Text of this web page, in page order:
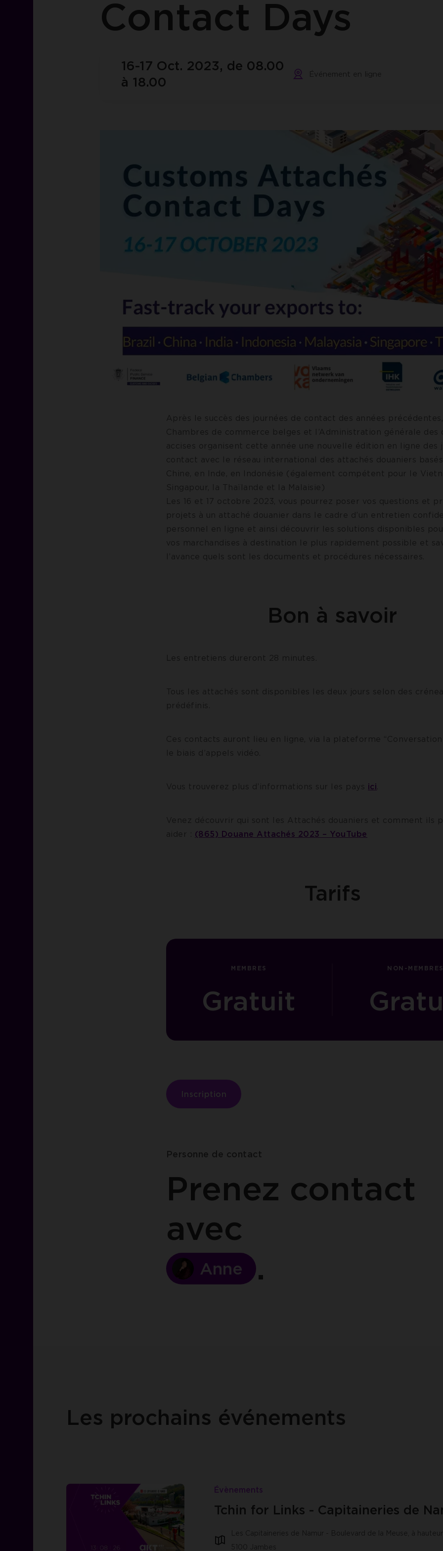
Contact Days
16-17 Oct. 2023, de 08.00
à 18.00
Événement en ligne
Après le succès des journées de contact des années
Chambres de commerce belges et l’Administration générale des
accises organisent cette année une nouvelle édition en ligne des
contact avec le réseau international des attachés douaniers
Chine, en Inde, en Indonésie (également compétent pour le
Singapour, la Thaïlande et la Malaisie)
Les 16 et 17 octobre 2023, vous pourrez poser vos questions et
projets à un attaché douanier dans le cadre d’un entretien
personnel en ligne et ainsi découvrir les solutions disponibles
vos marchandises à destination le plus rapidement possible et
l’avance quels sont les documents et procédures nécessaires.
Bon à savoir
Les entretiens dureront 28 minutes.
Tous les attachés sont disponibles les deux jours selon des
prédéfinis.
Ces contacts auront lieu en ligne, via la plateforme
le biais d’appels vidéo.
Vous trouverez plus d’informations sur les pays ici.
Venez découvrir qui sont les Attachés douaniers et comment ils
aider : (865) Douane Attachés 2023 – YouTube
Tarifs
MEMBRES
Gratuit
NON-
Inscription
Personne de contact
Prenez contact
avec
Anne
Les prochains événements
Évènements
Tchin for Links - Capitaineries de
Les Capitaineries de Namur - Boulevard de la Meuse, à
5100 Jambes
Tchin
ACCEPTER LES COOKIES SÉLECTIONNÉS